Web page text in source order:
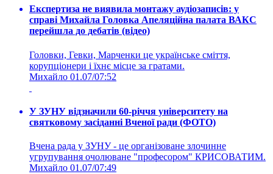
Експертиза не виявила монтажу аудіозаписів: у
справі Михайла Головка Апеляційна палата ВАКС
перейшла до дебатів (відео)
Головки, Гевки, Марченки це українське сміття,
корупціонери і їхнє місце за гратами.
Михайло 01.07/07:52
У ЗУНУ відзначили 60-річчя університету на
святковому засіданні Вченої ради (ФОТО)
Вчена рада у ЗУНУ - це організоване злочинне
угрупування очолюване "професором" КРИСОВАТИМ.
Михайло 01.07/07:49